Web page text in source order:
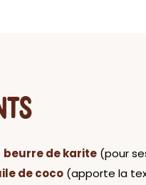
beurre de karite (pour
de coco (apporte la